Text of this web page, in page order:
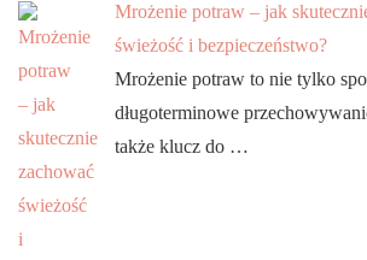
Mrożenie potraw – jak
świeżość i bezpieczeństwo?
Mrożenie potraw to nie tylko
długoterminowe
także klucz do …